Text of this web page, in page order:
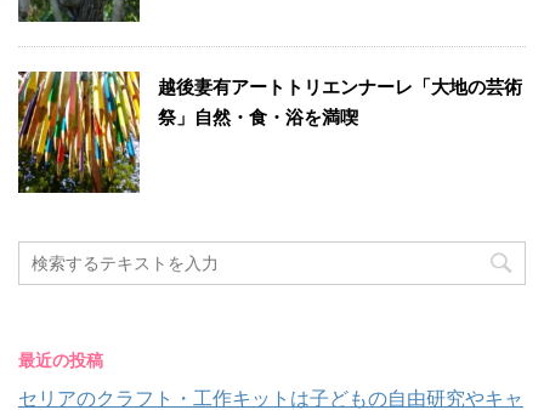
越後妻有アートトリエンナーレ「大地の芸術
祭」自然・食・浴を満喫
最近の投稿
セリアのクラフト・工作キットは子どもの自由研究やキャ